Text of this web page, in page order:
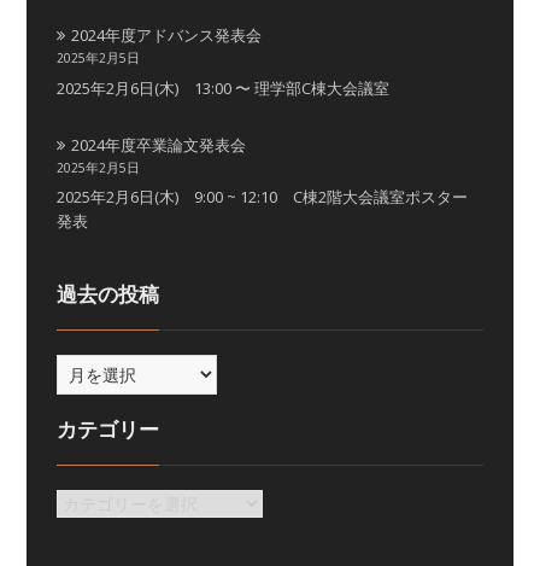
2024年度アドバンス発表会
2025年2月5日
2025年2月6日(木) 13:00 〜 理学部C棟大会議室
2024年度卒業論文発表会
2025年2月5日
2025年2月6日(木) 9:00 ~ 12:10 C棟2階大会議室ポスター
発表
過去の投稿
カテゴリー